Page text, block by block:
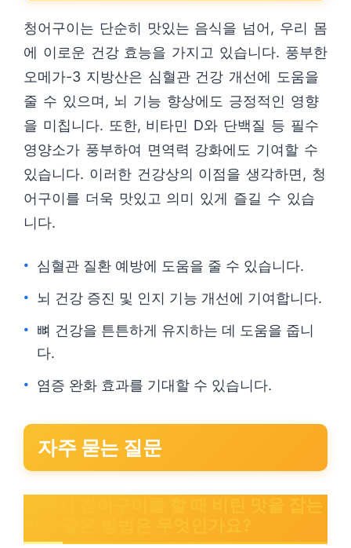
청어구이는 단순히 맛있는 음식을 넘어, 우리 몸
에 이로운 건강 효능을 가지고 있습니다. 풍부한
오메가-3 지방산은 심혈관 건강 개선에 도움을
줄 수 있으며, 뇌 기능 향상에도 긍정적인 영향
을 미칩니다. 또한, 비타민 D와 단백질 등 필수
영양소가 풍부하여 면역력 강화에도 기여할 수
있습니다. 이러한 건강상의 이점을 생각하면, 청
어구이를 더욱 맛있고 의미 있게 즐길 수 있습
니다.
심혈관 질환 예방에 도움을 줄 수 있습니다.
뇌 건강 증진 및 인지 기능 개선에 기여합니다.
뼈 건강을 튼튼하게 유지하는 데 도움을 줍니
다.
염증 완화 효과를 기대할 수 있습니다.
자주 묻는 질문